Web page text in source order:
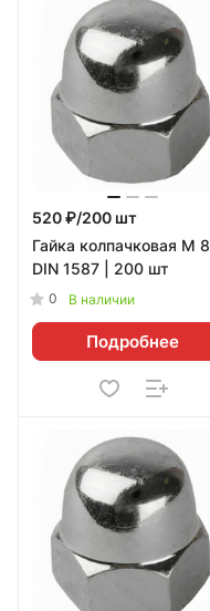
520 ₽/200 шт
Гайка колпачковая М 8
DIN 1587 | 200 шт
0 В наличии
Подробнее